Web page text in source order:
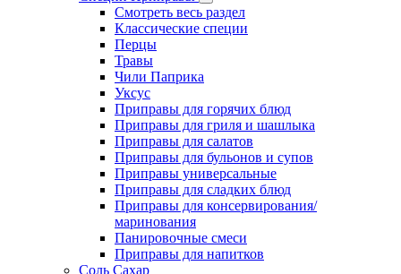
Смотреть весь раздел
Классические специи
Перцы
Травы
Чили Паприка
Уксус
Приправы для горячих блюд
Приправы для гриля и шашлыка
Приправы для салатов
Приправы для бульонов и супов
Приправы универсальные
Приправы для сладких блюд
Приправы для консервирования/
маринования
Панировочные смеси
Приправы для напитков
Соль Сахар